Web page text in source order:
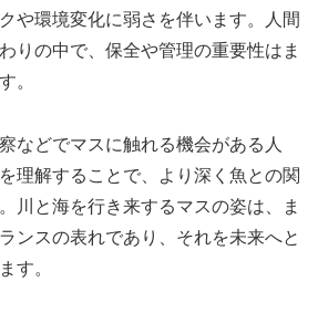
や環境変化に弱さを伴います。人間
りの中で、保全や管理の重要性はま
。
などでマスに触れる機会がある人
理解することで、より深く魚との関
川と海を行き来するマスの姿は、ま
ンスの表れであり、それを未来へと
す。